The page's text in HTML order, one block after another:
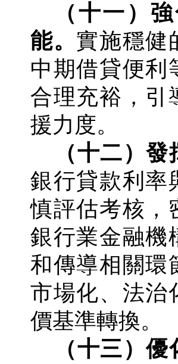
（十一）
能。 實施穩健
中期借貸便利
合理充裕，引
援力度。
（十二）
銀行貸款利率
慎評估考核，
銀行業金融機
和傳導相關環
市場化、法治
價基準轉換。
（十三）